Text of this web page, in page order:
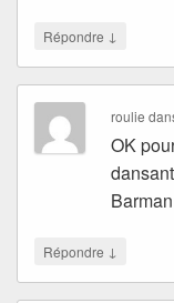
Répondre ↓
roulie
OK
Barman
Répondre ↓